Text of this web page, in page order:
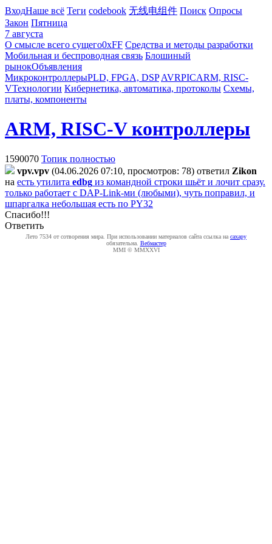
ВходНаше всё Теги codebook 无线电组件 Поиск Опросы
Закон Пятница
7 августа
О смысле всего сущего0xFF Средства и методы разработки
Мобильная и беспроводная связь Блошиный
рынокОбъявления
МикроконтроллерыPLD, FPGA, DSP AVRPICARM, RISC-
VТехнологии Кибернетика, автоматика, протоколы Схемы,
платы, компоненты
ARM, RISC-V контроллеры
1590070 Топик полностью
vpv.vpv (04.06.2026 07:10, просмотров: 78) ответил Zikon
на есть утилита edbg из командной строки шьёт и лочит сразу.
только работает с DAP-Link-ми (любыми), чуть поправил, и
шпаргалка небольшая есть по PY32
Спасибо!!!
Ответить
Лето 7534 от сотворения мира. При использовании материалов сайта ссылка на caxapу
обязательна. Вебмастер
MMI © MMXXVI